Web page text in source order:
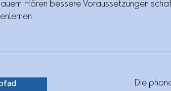
Hören bessere Voraussetzungen
Die